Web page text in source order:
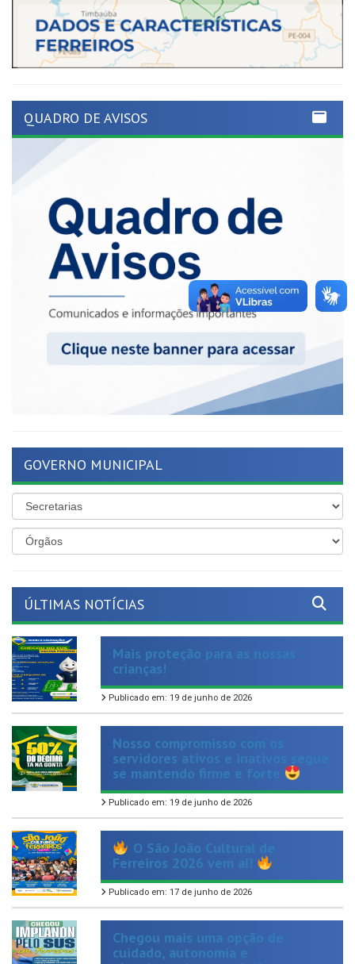
Mais proteção para as nossas
crianças!
Publicado em: 19 de junho de 2026
Nosso compromisso com os
servidores ativos e inativos segue
se mantendo firme e forte
Publicado em: 19 de junho de 2026
O São João Cultural de
Ferreiros 2026 vem aí!
Publicado em: 17 de junho de 2026
Chegou mais uma opção de
cuidado, autonomia e
planejamento reprodutivo para as
mulheres de Ferreiros.